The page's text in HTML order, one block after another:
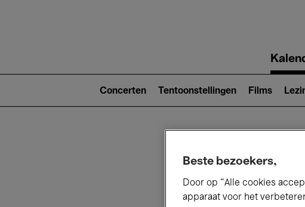
navigation
2)
Concerten Tentoonstellingen Films
Beste bezoekers,
Door op “Alle cookies
apparaat voor het